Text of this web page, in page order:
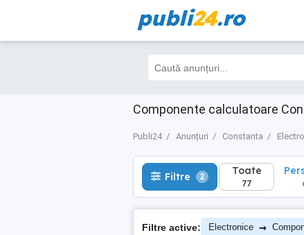
publi24.ro
Componente calculatoare
Publi24 Anunțuri Constanta
Filtre 2 Toate
77
Filtre 2 Toate
77
Filtre active: Electronice →